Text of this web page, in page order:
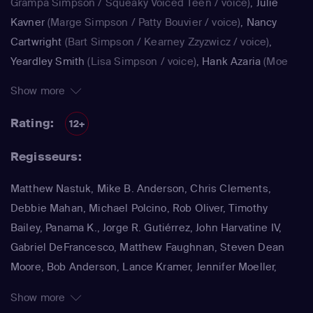
Kavner(Marge Simpson / Patty Bouvier / voice), Nancy
Cartwright (Bart Simpson / Kearney Zzyzwicz / voice),
Yeardley Smith (Lisa Simpson / voice), Hank Azaria (Moe
Castellaneta(Homer Simpson / Kodos)
(Bart Simpson)
Houten / Clancy Wiggum / Snake Jailbird / Maximilian von
Gumble / Sideshow Mel / Hans Moleman / Mayor Quimby)
(Marge Simpson / Patty Bouvier / Selma
Bouvier)
Nancy Cartwright
(Bart Simpson / Ralph Wiggum
Hank Azaria
(Cletus Spuckler / Kirk Van
Houten / Clancy Wiggum / Gary Chalmers / Moe Szyslak /
Comic Book Guy)
Show more
Rating: 12+
Regisseurs:
Matthew Nastuk, Mike B. Anderson, Chris Clements,
Debbie Mahan, Michael Polcino, Rob Oliver, Timothy
Bailey, Panama K., Jorge R. Gutiérrez, John Harvatine IV,
Gabriel DeFrancesco, Matthew Faughnan, Steven Dean
Moore, Bob Anderson, Lance Kramer, Jennifer Moeller,
Show more